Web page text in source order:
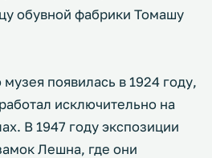
обувной фабрики Томашу
появилась в 1924 году,
исключительно на
В 1947 году экспозиции
Лешна, где они